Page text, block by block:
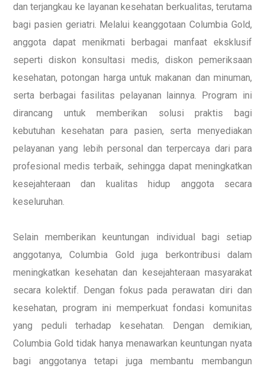
dan terjangkau ke layanan kesehatan berkualitas, terutama
bagi pasien geriatri. Melalui keanggotaan Columbia Gold,
anggota dapat menikmati berbagai manfaat eksklusif
seperti diskon konsultasi medis, diskon pemeriksaan
kesehatan, potongan harga untuk makanan dan minuman,
serta berbagai fasilitas pelayanan lainnya. Program ini
dirancang untuk memberikan solusi praktis bagi
kebutuhan kesehatan para pasien, serta menyediakan
pelayanan yang lebih personal dan terpercaya dari para
profesional medis terbaik, sehingga dapat meningkatkan
kesejahteraan dan kualitas hidup anggota secara
keseluruhan.
Selain memberikan keuntungan individual bagi setiap
anggotanya, Columbia Gold juga berkontribusi dalam
meningkatkan kesehatan dan kesejahteraan masyarakat
secara kolektif. Dengan fokus pada perawatan diri dan
kesehatan, program ini memperkuat fondasi komunitas
yang peduli terhadap kesehatan. Dengan demikian,
Columbia Gold tidak hanya menawarkan keuntungan nyata
bagi anggotanya tetapi juga membantu membangun